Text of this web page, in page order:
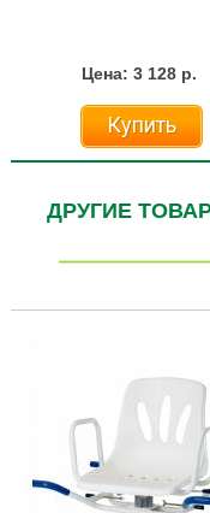
Цена: 3 128 р.
Купить
ДРУГИЕ